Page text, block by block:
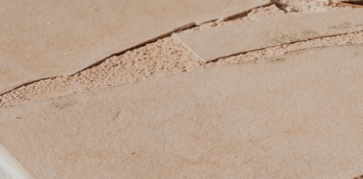
SFEERIMPRESSIE
GASTENBOEK